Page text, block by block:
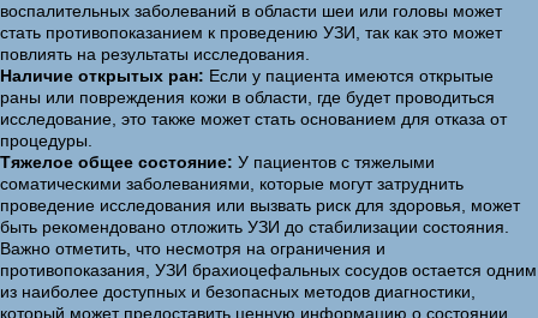
воспалительных заболеваний в области шеи или головы может
стать противопоказанием к проведению УЗИ, так как это может
повлиять на результаты исследования.
Наличие открытых ран: Если у пациента имеются открытые
раны или повреждения кожи в области, где будет проводиться
исследование, это также может стать основанием для отказа от
процедуры.
Тяжелое общее состояние: У пациентов с тяжелыми
соматическими заболеваниями, которые могут затруднить
проведение исследования или вызвать риск для здоровья, может
быть рекомендовано отложить УЗИ до стабилизации состояния.
Важно отметить, что несмотря на ограничения и
противопоказания, УЗИ брахиоцефальных сосудов остается одним
из наиболее доступных и безопасных методов диагностики,
который может предоставить ценную информацию о состоянии